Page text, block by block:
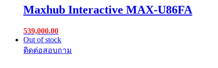
Maxhub Interactive MAX-U86FA
539,000.00
Out of stock